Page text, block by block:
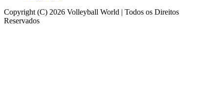
Copyright (C) 2026 Volleyball World | Todos os Direitos
Reservados